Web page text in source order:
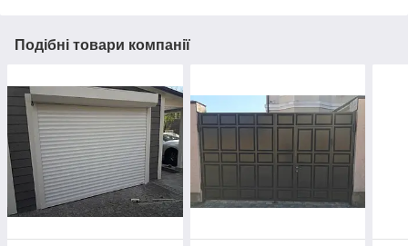
Подібні товари компанії